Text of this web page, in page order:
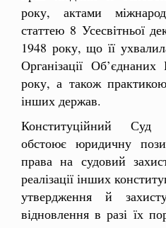
року, актами
статтею 8 Усесвітньої
1948 року, що її
Організації
року, а також
інших держав.
Конституційний Суд
обстоює юридичну
права на судовий
реалізації інших
утвердження й
відновлення в разі їх